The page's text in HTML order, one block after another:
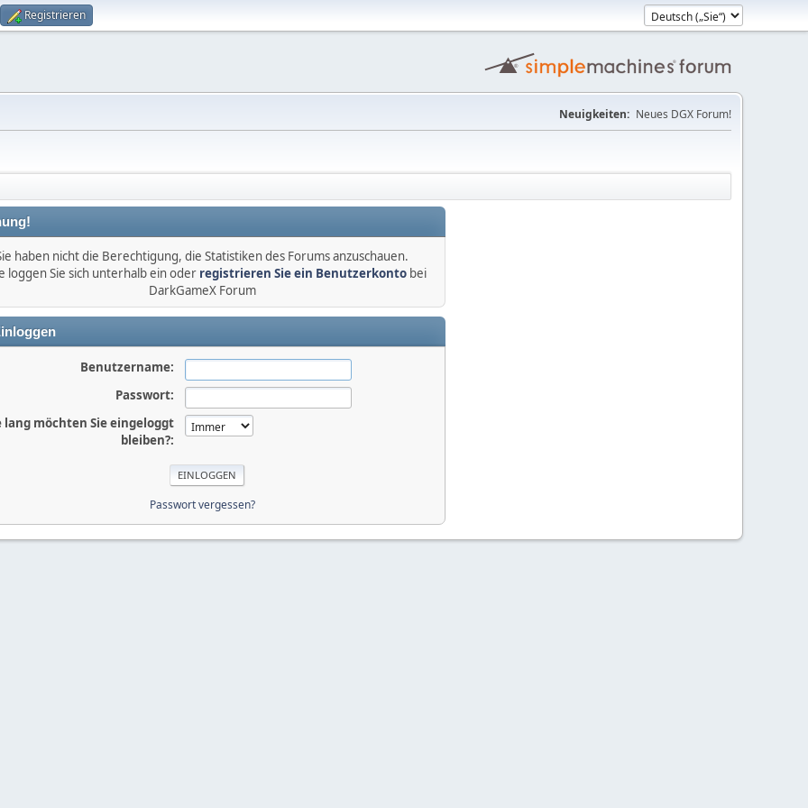
Registrieren
Neuigkeiten: Neues DGX Forum!
haben nicht die Berechtigung, die Statistiken des Forums anzuschauen.
loggen Sie sich unterhalb ein oder registrieren Sie ein Benutzerkontobei
DarkGameX Forum
Benutzername:
Passwort:
lang möchten Sie eingeloggt
bleiben?:
Passwort vergessen?